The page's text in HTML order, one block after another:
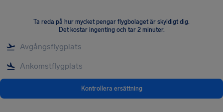
Ta reda på hur mycket pengar flygbolaget är skyldigt dig.
Det kostar ingenting och tar 2 minuter.
Kontrollera ersättning